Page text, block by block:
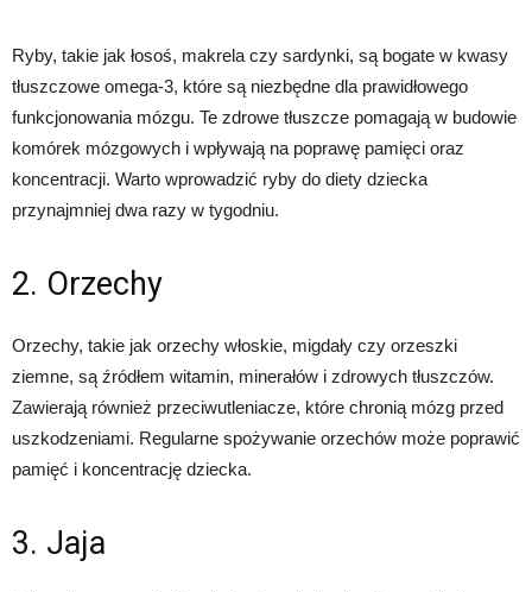
Ryby, takie jak łosoś, makrela czy sardynki, są bogate w kwasy
tłuszczowe omega-3, które są niezbędne dla prawidłowego
funkcjonowania mózgu. Te zdrowe tłuszcze pomagają w budowie
komórek mózgowych i wpływają na poprawę pamięci oraz
koncentracji. Warto wprowadzić ryby do diety dziecka
przynajmniej dwa razy w tygodniu.
2. Orzechy
Orzechy, takie jak orzechy włoskie, migdały czy orzeszki
ziemne, są źródłem witamin, minerałów i zdrowych tłuszczów.
Zawierają również przeciwutleniacze, które chronią mózg przed
uszkodzeniami. Regularne spożywanie orzechów może poprawić
pamięć i koncentrację dziecka.
3. Jaja